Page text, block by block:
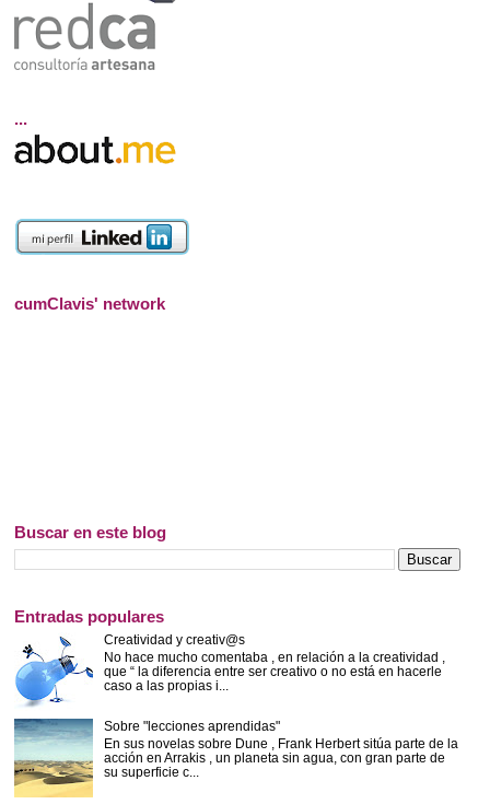
...
cumClavis' network
Buscar en este blog
Entradas populares
Creatividad y creativ@s
No hace mucho comentaba , en relación a la creatividad ,
que “ la diferencia entre ser creativo o no está en hacerle
caso a las propias i...
Sobre "lecciones aprendidas"
En sus novelas sobre Dune , Frank Herbert sitúa parte de la
acción en Arrakis , un planeta sin agua, con gran parte de
su superficie c...